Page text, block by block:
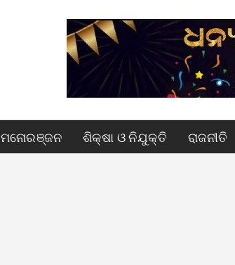
ମନୋରଞ୍ଜନ ଶିକ୍ଷା ଓ ନିଯୁକ୍ତି ରାଜନୀତି